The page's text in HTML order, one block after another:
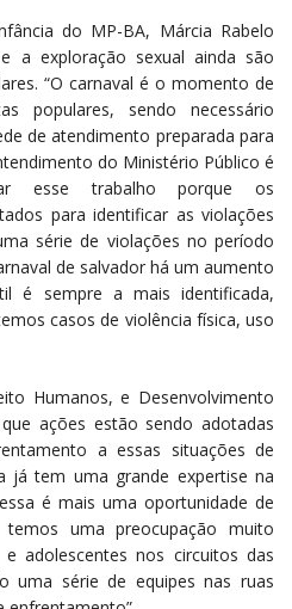
do MP-BA, Márcia Rabelo
a exploração sexual ainda são
“O carnaval é o momento de
populares, sendo necessário
de atendimento preparada para
do Ministério Público é
esse trabalho porque os
para identificar as violações
série de violações no período
de salvador há um aumento
é sempre a mais identificada,
casos de violência física, uso
Humanos, e Desenvolvimento
ações estão sendo adotadas
a essas situações de
já tem uma grande expertise na
é mais uma oportunidade de
uma preocupação muito
adolescentes nos circuitos das
uma série de equipes nas ruas